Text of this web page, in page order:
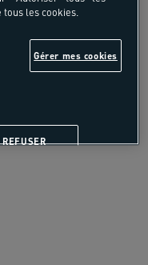
Randonnée pédestre
Vélo de randonnée
les cookies.
Gérer mes cookies
REFUSER